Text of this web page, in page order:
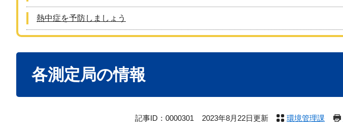
熱中症を予防しましょう
各測定局の情報
記事ID：0000301 2023年8月22日更新 環境管理課